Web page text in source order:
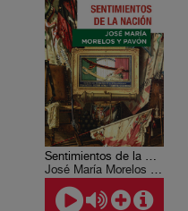
Sentimientos de la Nación
José María Morelos y Pavón